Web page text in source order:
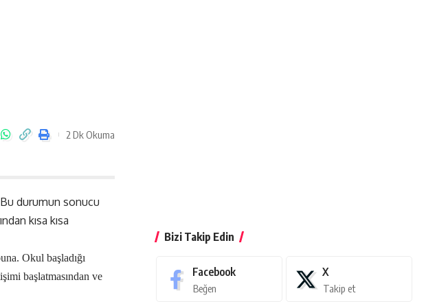
2 Dk Okuma
durumun sonucu
kısa kısa
Okul başladığı
başlatmasından ve
Bizi Takip Edin
Facebook
Beğen
X
Takip et